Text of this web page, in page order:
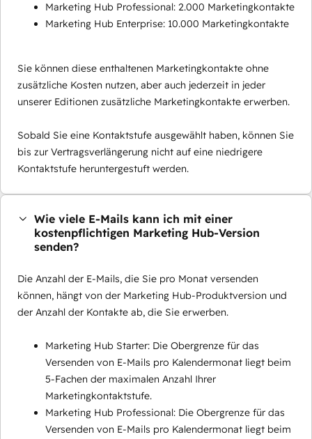
Marketing Hub Professional: 2.000 Marketingkontakte
Marketing Hub Enterprise: 10.000 Marketingkontakte
Sie können diese enthaltenen Marketingkontakte ohne
zusätzliche Kosten nutzen, aber auch jederzeit in jeder
unserer Editionen zusätzliche Marketingkontakte erwerben.
Sobald Sie eine Kontaktstufe ausgewählt haben, können Sie
bis zur Vertragsverlängerung nicht auf eine niedrigere
Kontaktstufe heruntergestuft werden.
Wie viele E-Mails kann ich mit einer
kostenpflichtigen Marketing Hub-Version
senden?
Die Anzahl der E-Mails, die Sie pro Monat versenden
können, hängt von der Marketing Hub-Produktversion und
der Anzahl der Kontakte ab, die Sie erwerben.
Marketing Hub Starter: Die Obergrenze für das
Versenden von E-Mails pro Kalendermonat liegt beim
5-Fachen der maximalen Anzahl Ihrer
Marketingkontaktstufe.
Marketing Hub Professional: Die Obergrenze für das
Versenden von E-Mails pro Kalendermonat liegt beim